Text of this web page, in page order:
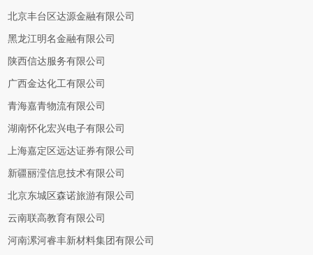
北京丰台区达源金融有限公司
黑龙江明名金融有限公司
陕西信达服务有限公司
广西金达化工有限公司
青海嘉青物流有限公司
湖南怀化宏兴电子有限公司
上海嘉定区远达证券有限公司
新疆丽滢信息技术有限公司
北京东城区森诺旅游有限公司
云南联高教育有限公司
河南漯河睿丰新材料集团有限公司